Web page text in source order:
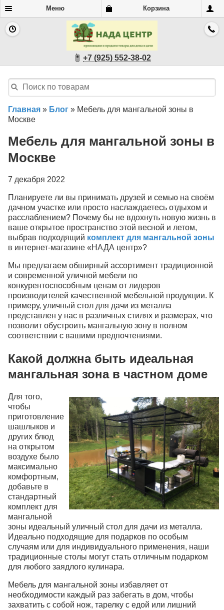
Меню Корзина
+7 (925) 552-38-02
Главная » Блог » Мебель для мангальной зоны в
Москве
Мебель для мангальной зоны в
Москве
7 декабря 2022
Планируете ли вы принимать друзей и семью на своём
дачном участке или просто наслаждаетесь отдыхом и
расслаблением? Почему бы не вдохнуть новую жизнь в
ваше открытое пространство этой весной и летом,
выбрав подходящий комплект для мангальной зоны
в интернет-магазине «НАДА центр»?
Мы предлагаем обширный ассортимент традиционной
и современной уличной мебели по
конкурентоспособным ценам от лидеров
производителей качественной мебельной продукции. К
примеру, уличный стол для дачи из металла
представлен у нас в различных стилях и размерах, что
позволит обустроить мангальную зону в полном
соответствии с вашими предпочтениями.
Какой должна быть идеальная
мангальная зона в частном доме
Для того,
чтобы
приготовление
шашлыков и
других блюд
на открытом
воздухе было
максимально
комфортным,
добавьте в
стандартный
комплект для
мангальной
зоны идеальный уличный стол для дачи из металла.
Идеально подходящие для подарков по особым
случаям или для индивидуального применения, наши
традиционные столы могут стать отличным подарком
для любого заядлого кулинара.
Мебель для мангальной зоны избавляет от
необходимости каждый раз забегать в дом, чтобы
захватить с собой нож, тарелку с едой или лишний